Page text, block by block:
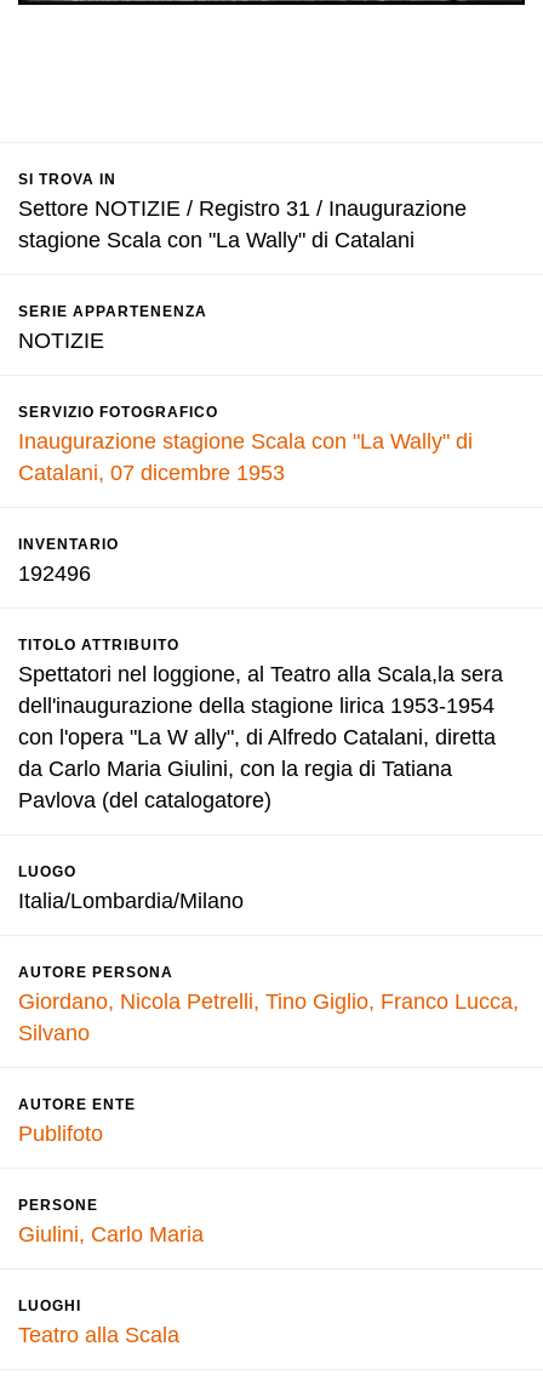
SI TROVA IN
Settore NOTIZIE / Registro 31 / Inaugurazione
stagione Scala con "La Wally" di Catalani
SERIE APPARTENENZA
NOTIZIE
SERVIZIO FOTOGRAFICO
Inaugurazione stagione Scala con "La Wally" di
Catalani, 07 dicembre 1953
INVENTARIO
192496
TITOLO ATTRIBUITO
Spettatori nel loggione, al Teatro alla Scala,la sera
dell'inaugurazione della stagione lirica 1953-1954
con l'opera "La W ally", di Alfredo Catalani, diretta
da Carlo Maria Giulini, con la regia di Tatiana
Pavlova (del catalogatore)
LUOGO
Italia/Lombardia/Milano
AUTORE PERSONA
Giordano, Nicola Petrelli, Tino Giglio, Franco Lucca,
Silvano
AUTORE ENTE
Publifoto
PERSONE
Giulini, Carlo Maria
LUOGHI
Teatro alla Scala